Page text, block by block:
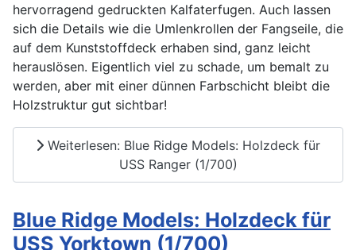
hervorragend gedruckten Kalfaterfugen. Auch lassen
sich die Details wie die Umlenkrollen der Fangseile, die
auf dem Kunststoffdeck erhaben sind, ganz leicht
herauslösen. Eigentlich viel zu schade, um bemalt zu
werden, aber mit einer dünnen Farbschicht bleibt die
Holzstruktur gut sichtbar!
Weiterlesen: Blue Ridge Models: Holzdeck für
USS Ranger (1/700)
Blue Ridge Models: Holzdeck für
USS Yorktown (1/700)